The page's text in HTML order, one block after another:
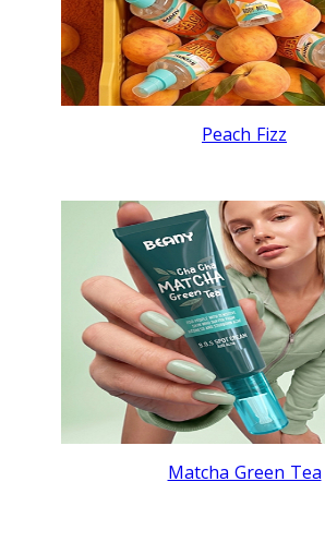
Peach Fizz
Matcha Green Tea